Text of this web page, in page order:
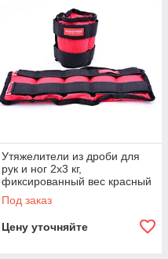
Утяжелители из дроби для
рук и ног 2х3 кг,
фиксированный вес красный
Под заказ
Цену уточняйте